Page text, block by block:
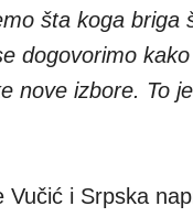
šta koga briga
dogovorimo
nove izbore. To
i Srpska